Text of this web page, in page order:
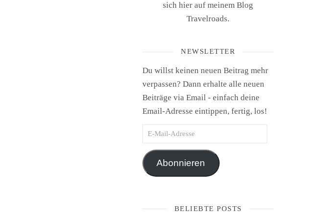
sich hier auf meinem Blog
Travelroads.
NEWSLETTER
Du willst keinen neuen Beitrag mehr
verpassen? Dann erhalte alle neuen
Beiträge via Email - einfach deine
Email-Adresse eintippen, fertig, los!
E-Mail-Adresse
Abonnieren
BELIEBTE POSTS